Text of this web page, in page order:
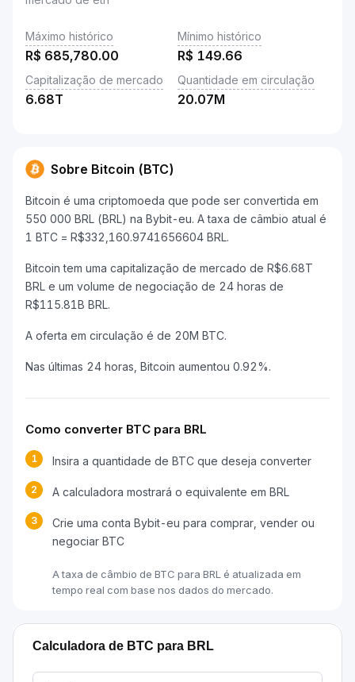
Máximo histórico
R$ 685,780.00
Mínimo histórico
R$ 149.66
Capitalização de mercado
6.68T
Quantidade em circulação
20.07M
Sobre Bitcoin (BTC)
Bitcoin é uma criptomoeda que pode ser convertida em
550 000 BRL (BRL) na Bybit-eu. A taxa de câmbio atual é
1 BTC = R$332,160.9741656604 BRL.
Bitcoin tem uma capitalização de mercado de R$6.68T
BRL e um volume de negociação de 24 horas de
R$115.81B BRL.
A oferta em circulação é de 20M BTC.
Nas últimas 24 horas, Bitcoin aumentou 0.92%.
Como converter BTC para BRL
1 Insira a quantidade de BTC que deseja converter
2 A calculadora mostrará o equivalente em BRL
3
Crie uma conta Bybit-eu para comprar, vender ou
negociar BTC
A taxa de câmbio de BTC para BRL é atualizada em
tempo real com base nos dados do mercado.
Calculadora de BTC para BRL